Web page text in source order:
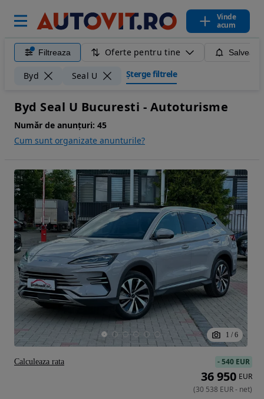
Vinde
acum
Filtreaza Oferte pentru tine
Byd Seal U Șterge filtrele
Byd Seal U Bucuresti - Autoturisme
Număr de anunțuri: 45
Cum sunt organizate anunturile?
1 / 6
-540 EUR
36 950 EUR
(30 538 EUR- net)
Calculeaza rata